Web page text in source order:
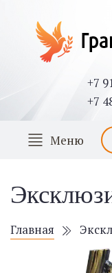
+7
+7
Меню
Главная